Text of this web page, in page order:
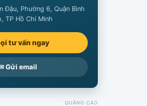
Đậu, Phường 6, Quận Bình
TP Hồ Chí Minh
tư vấn ngay
Gửi email
QUẢNG CÁO